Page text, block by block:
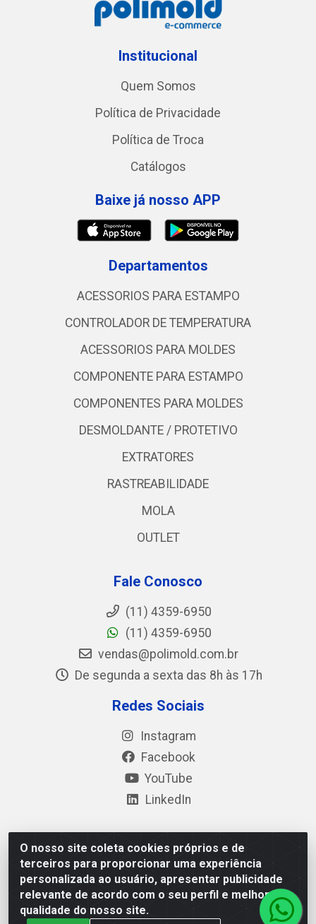
O nosso site coleta cookies próprios e de
terceiros para proporcionar uma experiência
personalizada ao usuário, apresentar publicidade
relevante de acordo com o seu perfil e melhorar a
qualidade do nosso site.
Institucional
Quem Somos
Política de Privacidade
Política de Troca
Catálogos
Baixe já nosso APP
Departamentos
ACESSORIOS PARA ESTAMPO
CONTROLADOR DE TEMPERATURA
ACESSORIOS PARA MOLDES
COMPONENTE PARA ESTAMPO
COMPONENTES PARA MOLDES
DESMOLDANTE / PROTETIVO
EXTRATORES
RASTREABILIDADE
MOLA
OUTLET
Fale Conosco
(11) 4359-6950
(11) 4359-6950
vendas@polimold.com.br
De segunda a sexta das 8h às 17h
Redes Sociais
Instagram
Facebook
YouTube
LinkedIn
Polimold Industrial Ltda - Estrada dos Casa, 4585 – São
Bernardo do Campo / SP – CEP: 09.840-000 - CNPJ
44.106.466/0001-41